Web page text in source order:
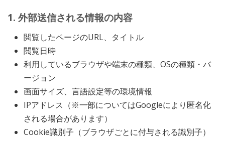
1. 外部送信される情報の内容
閲覧したページのURL、タイトル
閲覧日時
利用しているブラウザや端末の種類、OSの種類・バ
ージョン
画面サイズ、言語設定等の環境情報
IPアドレス（※一部についてはGoogleにより匿名化
される場合があります）
Cookie識別子（ブラウザごとに付与される識別子）